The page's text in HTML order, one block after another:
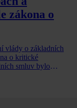
zákona o
vlády o základních
o kritické
smluv bylo